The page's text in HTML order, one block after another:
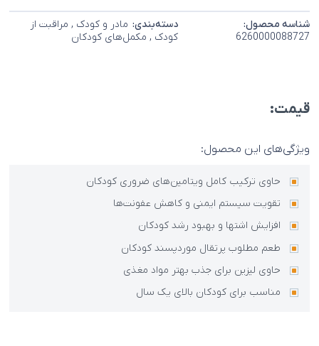
شناسه محصول:
6260000088727
دسته‌بندی: مادر و کودک , مراقبت از
کودک , مکمل‌های کودکان
قیمت:
ویژگی‌های این محصول:
حاوی ترکیب کامل ویتامین‌های ضروری کودکان
تقویت سیستم ایمنی و کاهش عفونت‌ها
افزایش اشتها و بهبود رشد کودکان
طعم مطلوب پرتقال موردپسند کودکان
حاوی لیزین برای جذب بهتر مواد مغذی
مناسب برای کودکان بالای یک سال